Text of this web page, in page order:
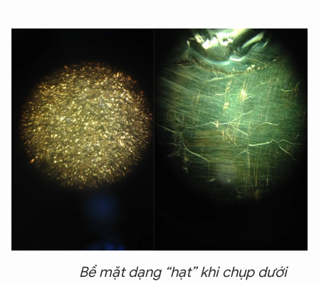
Bề mặt dạng “hạt” khi chụp dưới